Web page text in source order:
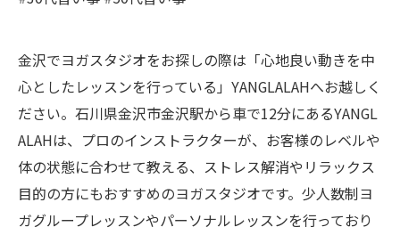
金沢でヨガスタジオをお探しの際は「心地良い動きを中
心としたレッスンを行っている」YANGLALAHへお越しく
ださい。石川県金沢市金沢駅から車で12分にあるYANGL
ALAHは、プロのインストラクターが、お客様のレベルや
体の状態に合わせて教える、ストレス解消やリラックス
目的の方にもおすすめのヨガスタジオです。少人数制ヨ
ガグループレッスンやパーソナルレッスンを行っており